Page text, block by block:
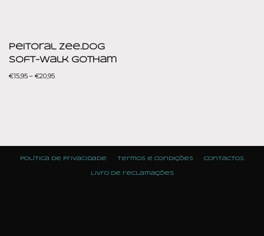
Peitoral Zee.dog
Soft-Walk Gotham
€15,95 – €20,95
Política de Privacidade Termos e condições Contactos
Livro de reclamações